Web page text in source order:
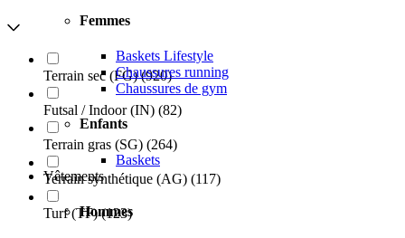
Femmes
Baskets Lifestyle
Chaussures running
Chaussures de gym
Enfants
Baskets
Vêtements
Hommes
Terrain sec (FG) (920)
Futsal / Indoor (IN) (82)
Terrain gras (SG) (264)
Terrain synthétique (AG) (117)
Turf (TF) (123)